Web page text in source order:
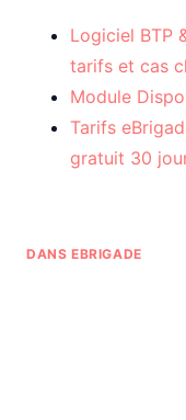
Logiciel BTP
tarifs et cas
Module
Tarifs
gratuit 30
DANS EBRIGADE